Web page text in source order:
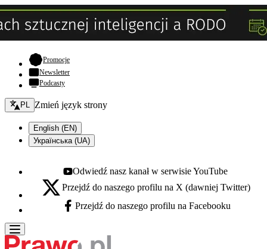
Promocje- otwiera się w nowej karcie
Newsletter
Podcasty
Zmień język - bieżący:
PL Zmień język strony
English (EN)
Українська (UA)
Youtube - otwiera się w nowej karcie
Odwiedź nasz kanał w serwisie YouTube
X - otwiera się w nowej karcie
Przejdź do naszego profilu na X (dawniej Twitter)
Facebook - otwiera się w nowej karcie
Przejdź do naszego profilu na Facebooku